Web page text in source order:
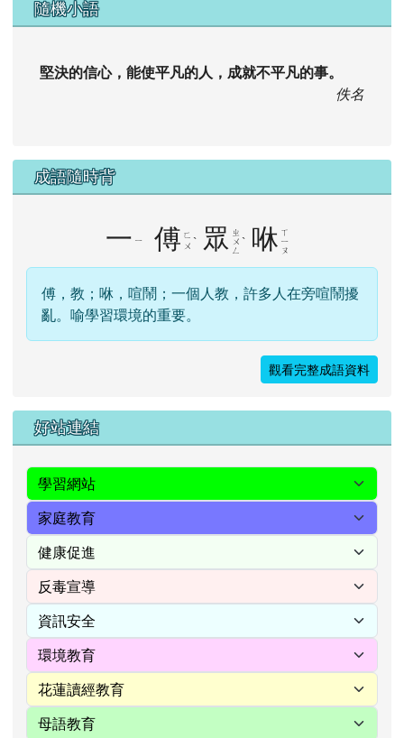
隨機小語
堅決的信心，能使平凡的人，成就不平凡的事。
佚名
成語隨時背
一 ㄧ 傅 ㄈ
ㄨ ˋ 眾
ㄓ
ㄨ
ㄥ
ˋ 咻 ㄒ
ㄧ
ㄡ
傅，教；咻，喧鬧；一個人教，許多人在旁喧鬧擾
亂。喻學習環境的重要。
觀看完整成語資料
右邊區域內容
好站連結